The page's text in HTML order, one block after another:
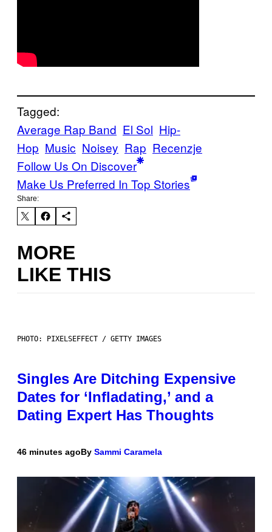
Tagged:
Average Rap Band El Sol Hip-
Hop Music Noisey Rap Recenzje
Follow Us On Discover
Make Us Preferred In Top Stories
Share:
MORE
LIKE THIS
PHOTO: PIXELSEFFECT / GETTY IMAGES
Singles Are Ditching Expensive
Dates for ‘Infladating,’ and a
Dating Expert Has Thoughts
46 minutes agoBy Sammi Caramela